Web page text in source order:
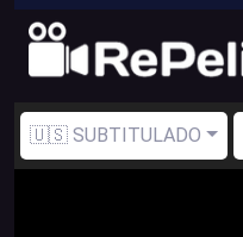
🇺🇸 SUBTITULADO